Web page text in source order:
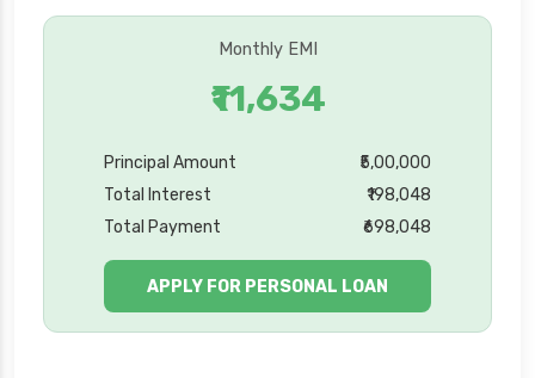
Monthly EMI
₹11,634
Principal Amount
₹5,00,000
Total Interest
₹198,048
Total Payment
₹698,048
APPLY FOR PERSONAL LOAN